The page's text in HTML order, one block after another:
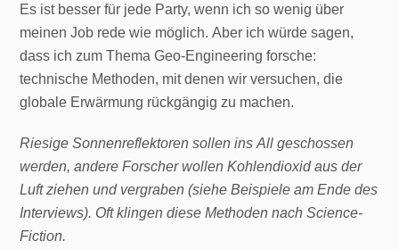
Es ist besser für jede Party, wenn ich so wenig über
meinen Job rede wie möglich. Aber ich würde sagen,
dass ich zum Thema Geo-Engineering forsche:
technische Methoden, mit denen wir versuchen, die
globale Erwärmung rückgängig zu machen.
Riesige Sonnenreflektoren sollen ins All geschossen
werden, andere Forscher wollen Kohlendioxid aus der
Luft ziehen und vergraben (siehe Beispiele am Ende des
Interviews). Oft klingen diese Methoden nach Science-
Fiction.